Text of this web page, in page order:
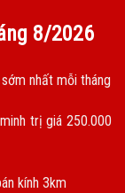
8/2026
nhất mỗi tháng
trị giá 250.000
kính 3km